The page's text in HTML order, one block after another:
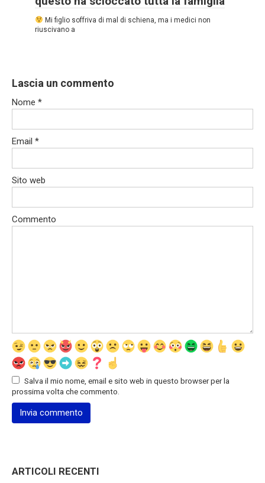
Mi figlio soffriva di mal di schiena, ma i medici non
riuscivano a
Lascia un commento
Nome *
Email *
Sito web
Commento
Salva il mio nome, email e sito web in questo browser per la
prossima volta che commento.
ARTICOLI RECENTI